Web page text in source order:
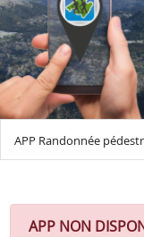
APP Randonnée
APP NON